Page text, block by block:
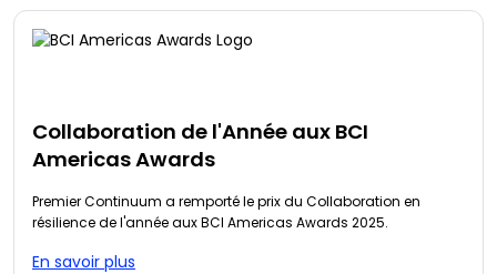
Collaboration de l'Année aux BCI
Americas Awards
Premier Continuum a remporté le prix du Collaboration en
résilience de l'année aux BCI Americas Awards 2025.
En savoir plus